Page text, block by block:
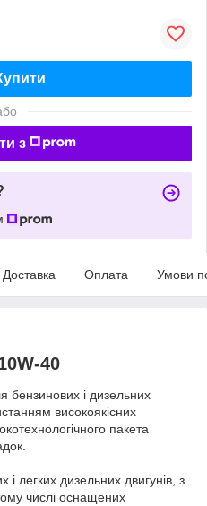
з
Доставка Оплата Умови
40
бензинових і дизельних
високоякісних
пакета
і легких дизельних двигунів, з
числі оснащених